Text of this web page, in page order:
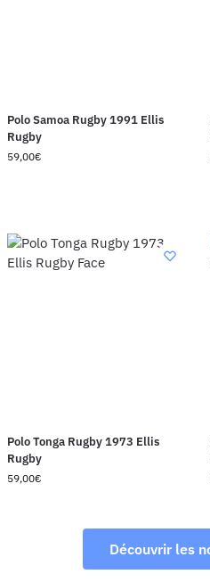
Polo Samoa Rugby 1991 Ellis
Rugby
59,00€
Polo Tonga Rugby 1973 Ellis
Rugby
59,00€
Découvrir les